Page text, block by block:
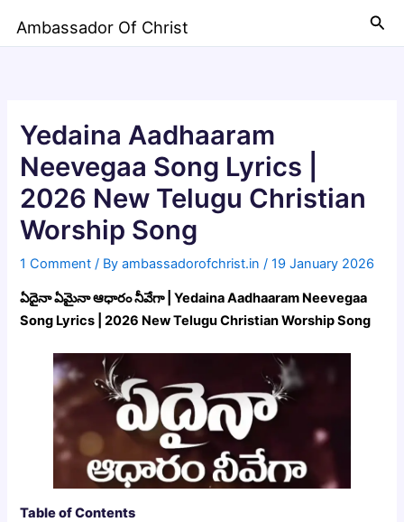
Ambassador Of Christ
Yedaina Aadhaaram
Neevegaa Song Lyrics |
2026 New Telugu Christian
Worship Song
1 Comment / Byambassadorofchrist.in/19 January 2026
ఏదైనా ఏమైనా ఆధారం నీవేగా | Yedaina Aadhaaram Neevegaa
Song Lyrics | 2026 New Telugu Christian Worship Song
Table of Contents